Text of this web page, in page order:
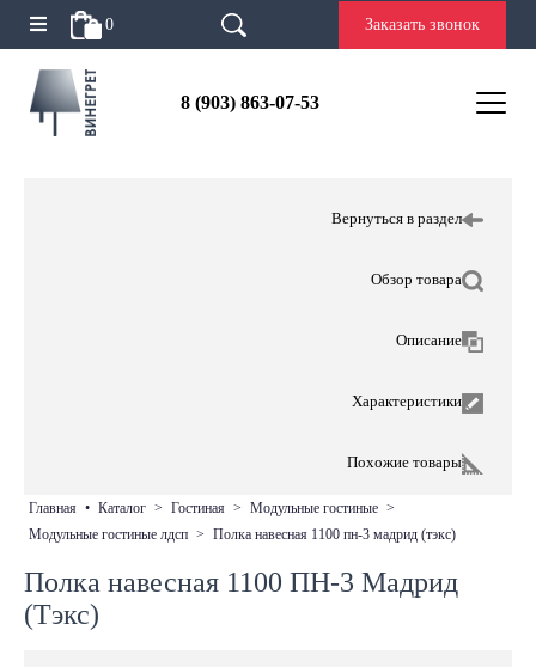
0 Заказать звонок
8 (903) 863-07-53
Вернуться в раздел
Обзор товара
Описание
Характеристики
Похожие товары
главная • каталог > гостиная > модульные гостиные >
модульные гостиные лдсп > полка навесная 1100 пн-3 мадрид (тэкс)
Полка навесная 1100 ПН-3 Мадрид
(Тэкс)